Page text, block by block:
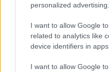
personalized advertising.
I want to allow Google
related to analytics like
device identifiers in apps.
I want to allow Google
Olbia, le
2026